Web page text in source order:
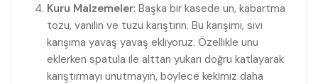
Kuru Malzemeler: Başka bir kasede un, kabartma
tozu, vanilin ve tuzu karıştırın. Bu karışımı, sıvı
karışıma yavaş yavaş ekliyoruz. Özellikle unu
eklerken spatula ile alttan yukarı doğru katlayarak
karıştırmayı unutmayın, böylece kekimiz daha